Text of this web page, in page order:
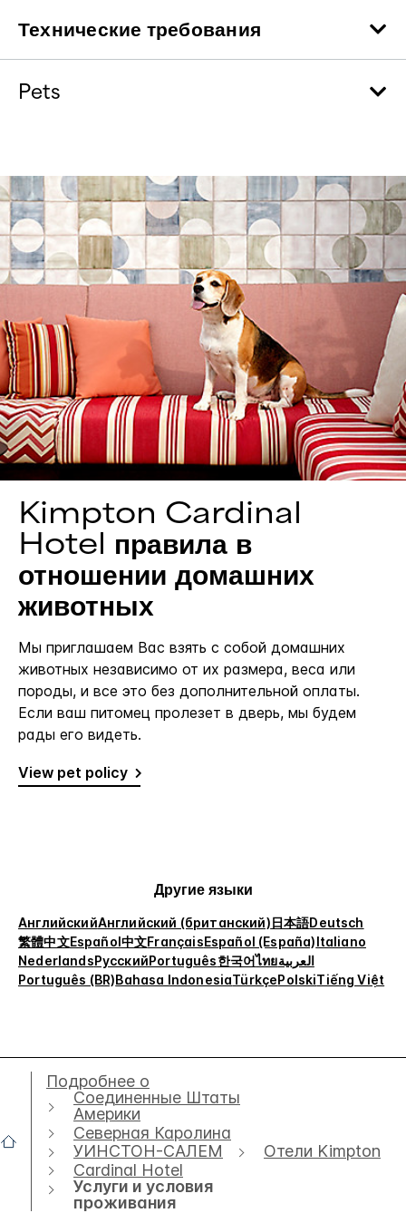
Технические требования
Pets
Kimpton Cardinal
Hotel правила в
отношении домашних
животных
Мы приглашаем Вас взять с собой домашних
животных независимо от их размера, веса или
породы, и все это без дополнительной оплаты.
Если ваш питомец пролезет в дверь, мы будем
рады его видеть.
View pet policy
Другие языки
АнглийскийАнглийский (британский)日本語Deutsch
繁體中文Español中文FrançaisEspañol (España)Italiano
NederlandsРусскийPortuguês한국어ไทยالعربية
Português (BR)Bahasa IndonesiaTürkçePolskiTiếng Việt
Подробнее о
Соединенные Штаты
Америки
Северная Каролина
УИНСТОН-САЛЕМ
Отели Kimpton
Cardinal Hotel
Услуги и условия
проживания